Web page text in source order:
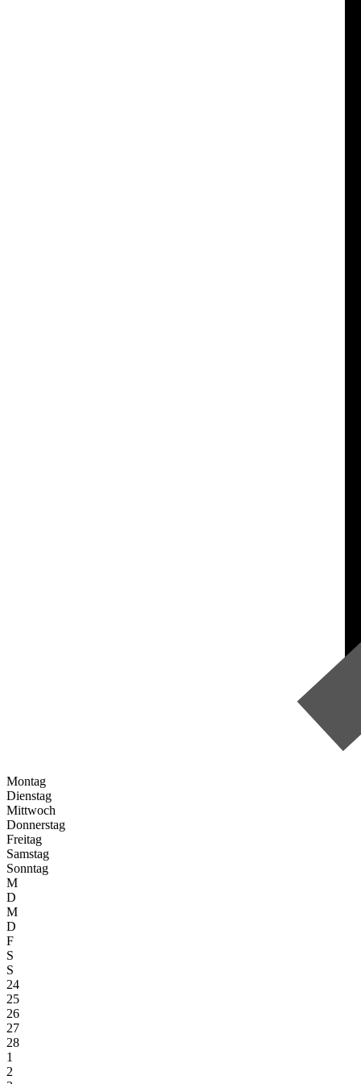
Montag
Dienstag
Mittwoch
Donnerstag
Freitag
Samstag
Sonntag
M
D
M
D
F
S
S
24
25
26
27
28
1
2